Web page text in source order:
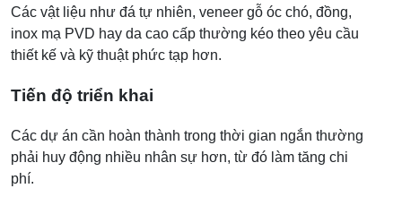
Các vật liệu như đá tự nhiên, veneer gỗ óc chó, đồng,
inox mạ PVD hay da cao cấp thường kéo theo yêu cầu
thiết kế và kỹ thuật phức tạp hơn.
Tiến độ triển khai
Các dự án cần hoàn thành trong thời gian ngắn thường
phải huy động nhiều nhân sự hơn, từ đó làm tăng chi
phí.